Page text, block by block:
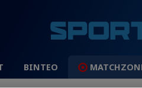
ΒΙΝΤΕΟ